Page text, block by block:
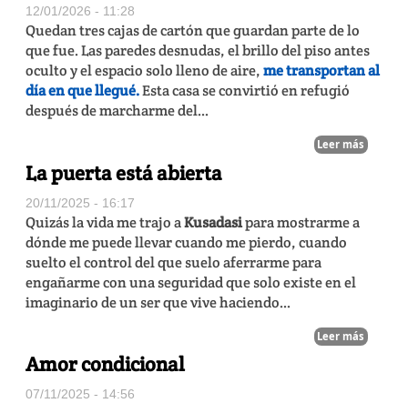
12/01/2026 - 11:28
Quedan tres cajas de cartón que guardan parte de lo
que fue. Las paredes desnudas, el brillo del piso antes
oculto y el espacio solo lleno de aire,me transportan al
día en que llegué.Esta casa se convirtió en refugió
después de marcharme del...
Leer más
La puerta está abierta
20/11/2025 - 16:17
Quizás la vida me trajo aKusadasipara mostrarme a
dónde me puede llevar cuando me pierdo, cuando
suelto el control del que suelo aferrarme para
engañarme con una seguridad que solo existe en el
imaginario de un ser que vive haciendo...
Leer más
Amor condicional
07/11/2025 - 14:56